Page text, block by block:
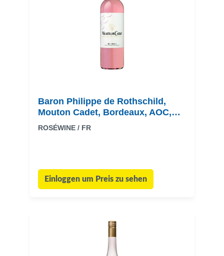
Baron Philippe de Rothschild,
Mouton Cadet, Bordeaux, AOC,
trocken, rose
ROSÉWINE / FR
Einloggen um Preis zu sehen